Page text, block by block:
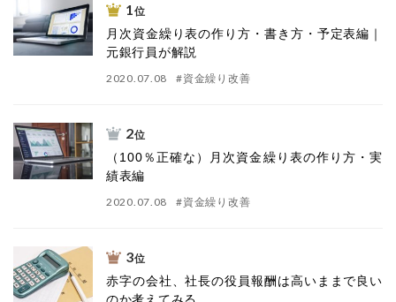
1位
月次資金繰り表の作り方・書き方・予定表編｜
元銀行員が解説
2020.07.08 #資金繰り改善
2位
（100％正確な）月次資金繰り表の作り方・実
績表編
2020.07.08 #資金繰り改善
3位
赤字の会社、社長の役員報酬は高いままで良い